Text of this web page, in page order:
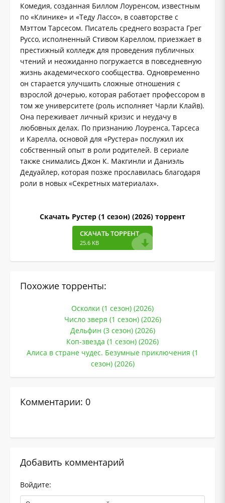
Комедия, созданная Биллом Лоуренсом, известным
по «Клинике» и «Теду Лассо», в соавторстве с
Мэттом Тарсесом. Писатель среднего возраста Грег
Руссо, исполненный Стивом Кареллом, приезжает в
престижный колледж для проведения публичных
чтений и неожиданно погружается в повседневную
жизнь академического сообщества. Одновременно
он старается улучшить сложные отношения с
взрослой дочерью, которая работает профессором в
том же университете (роль исполняет Чарли Клайв).
Она переживает личный кризис и неудачу в
любовных делах. По признанию Лоуренса, Тарсеса
и Карелла, основой для «Рустера» послужил их
собственный опыт в роли родителей. В сериале
также снимались Джон К. Макгинли и Даниэль
Дедуайлер, которая позже прославилась благодаря
роли в новых «Секретных материалах».
Скачать Рустер (1 сезон) (2026) торрент
СКАЧАТЬ ТОРРЕНТ
25.6 KB
Похожие торренты:
Осколки (1 сезон) (2026)
Число зверя (1 сезон) (2026)
Дельфин (3 сезон) (2026)
Коп-звезда (1 сезон) (2026)
Алиса в стране чудес. Безумные приключения (1
сезон) (2026)
Комментарии: 0
Добавить комментарий
Войдите: